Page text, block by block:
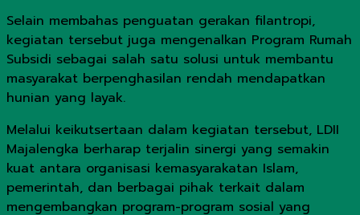
Selain membahas penguatan gerakan filantropi,
kegiatan tersebut juga mengenalkan Program Rumah
Subsidi sebagai salah satu solusi untuk membantu
masyarakat berpenghasilan rendah mendapatkan
hunian yang layak.
Melalui keikutsertaan dalam kegiatan tersebut, LDII
Majalengka berharap terjalin sinergi yang semakin
kuat antara organisasi kemasyarakatan Islam,
pemerintah, dan berbagai pihak terkait dalam
mengembangkan program-program sosial yang